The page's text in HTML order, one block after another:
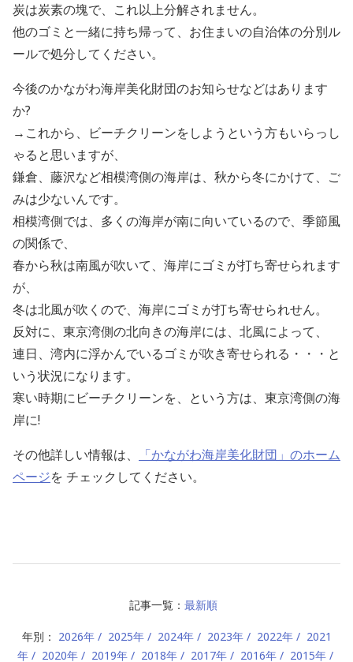
炭は炭素の塊で、これ以上分解されません。
他のゴミと一緒に持ち帰って、お住まいの自治体の分別ル
ールで処分してください。
今後のかながわ海岸美化財団のお知らせなどはあります
か?
→これから、ビーチクリーンをしようという方もいらっし
ゃると思いますが、
鎌倉、藤沢など相模湾側の海岸は、秋から冬にかけて、ご
みは少ないんです。
相模湾側では、多くの海岸が南に向いているので、季節風
の関係で、
春から秋は南風が吹いて、海岸にゴミが打ち寄せられます
が、
冬は北風が吹くので、海岸にゴミが打ち寄せられせん。
反対に、東京湾側の北向きの海岸には、北風によって、
連日、湾内に浮かんでいるゴミが吹き寄せられる・・・と
いう状況になります。
寒い時期にビーチクリーンを、という方は、東京湾側の海
岸に!
その他詳しい情報は、
「かながわ海岸美化財団」のホーム
ページを チェックしてください。
記事一覧： 最新順
年別： 2026年 2025年 2024年 2023年 2022年
2021
年
2020年 2019年 2018年 2017年 2016年 2015年